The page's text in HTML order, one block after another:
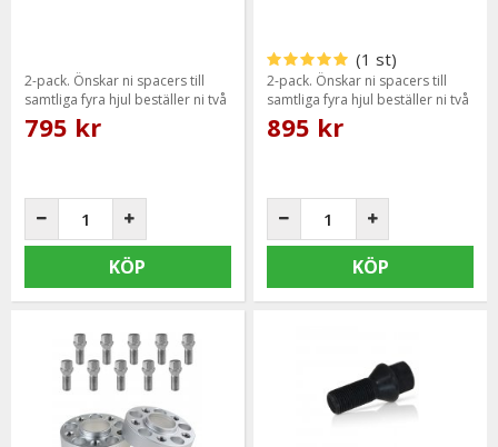
2-pack. Önskar ni spacers till
samtliga fyra hjul beställer ni två
paket.
795 kr
KÖP
(1 st)
2-pack. Önskar ni spacers till
samtliga fyra hjul beställer ni två
paket.
895 kr
KÖP